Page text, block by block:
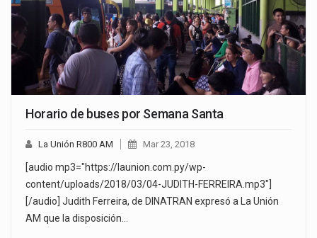
Horario de buses por Semana Santa
La Unión R800 AM Mar 23, 2018
[audio mp3="https://launion.com.py/wp-
content/uploads/2018/03/04-JUDITH-FERREIRA.mp3"]
[/audio] Judith Ferreira, de DINATRAN expresó a La Unión
AM que la disposición…